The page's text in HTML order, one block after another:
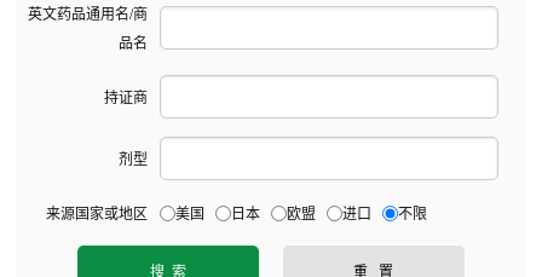
英文药品通用名/商
品名
持证商
剂型
来源国家或地区 美国 日本 欧盟 进口 不限